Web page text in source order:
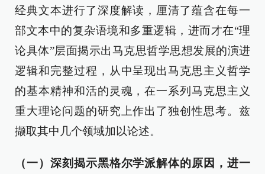
经典文本进行了深度解读，厘清了蕴含在每一
部文本中的复杂语境和多重逻辑，进而才在“理
论具体”层面揭示出马克思哲学思想发展的演进
逻辑和完整过程，从中呈现出马克思主义哲学
的基本精神和活的灵魂，在一系列马克思主义
重大理论问题的研究上作出了独创性思考。兹
撷取其中几个领域加以论述。
（一）深刻揭示黑格尔学派解体的原因，进一